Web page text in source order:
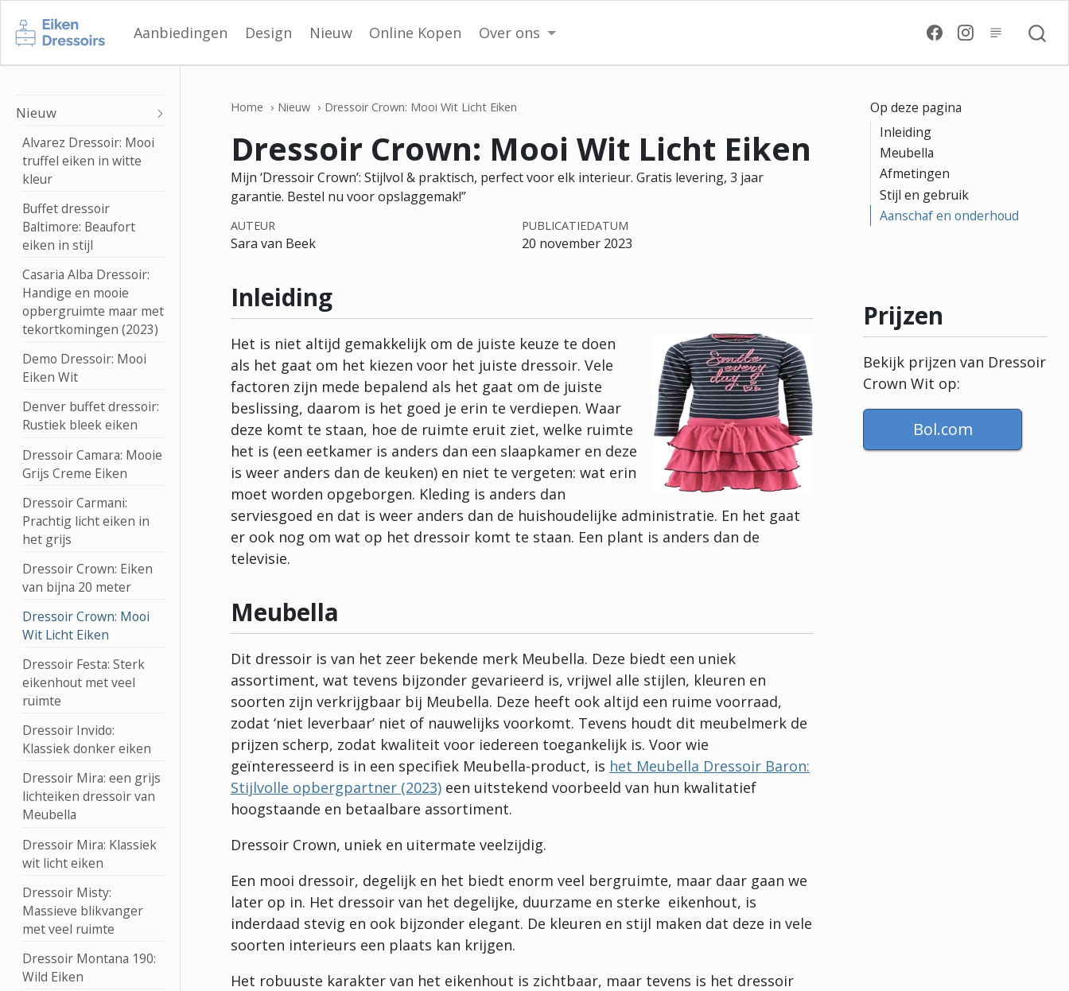
Aanbiedingen Design Nieuw Online Kopen Over ons
Nieuw
Alvarez Dressoir: Mooi
truffel eiken in witte
kleur
Buffet dressoir
Baltimore: Beaufort
eiken in stijl
Casaria Alba Dressoir:
Handige en mooie
opbergruimte maar met
tekortkomingen (2023)
Demo Dressoir: Mooi
Eiken Wit
Denver buffet dressoir:
Rustiek bleek eiken
Dressoir Camara: Mooie
Grijs Creme Eiken
Dressoir Carmani:
Prachtig licht eiken in
het grijs
Dressoir Crown: Eiken
van bijna 20 meter
Dressoir Crown: Mooi
Wit Licht Eiken
Dressoir Festa: Sterk
eikenhout met veel
ruimte
Dressoir Invido:
Klassiek donker eiken
Dressoir Mira: een grijs
lichteiken dressoir van
Meubella
Dressoir Mira: Klassiek
wit licht eiken
Dressoir Misty:
Massieve blikvanger
met veel ruimte
Dressoir Montana 190:
Wild Eiken
Home Nieuw Dressoir Crown: Mooi Wit Licht Eiken
Dressoir Crown: Mooi Wit Licht Eiken
Mijn ‘Dressoir Crown’: Stijlvol & praktisch, perfect voor elk interieur. Gratis levering, 3 jaar
garantie. Bestel nu voor opslaggemak!”
AUTEUR
Sara van Beek
PUBLICATIEDATUM
20 november 2023
Inleiding
Het is niet altijd gemakkelijk om de juiste keuze te doen
als het gaat om het kiezen voor het juiste dressoir. Vele
factoren zijn mede bepalend als het gaat om de juiste
beslissing, daarom is het goed je erin te verdiepen. Waar
deze komt te staan, hoe de ruimte eruit ziet, welke ruimte
het is (een eetkamer is anders dan een slaapkamer en deze
is weer anders dan de keuken) en niet te vergeten: wat erin
moet worden opgeborgen. Kleding is anders dan
serviesgoed en dat is weer anders dan de huishoudelijke administratie. En het gaat
er ook nog om wat op het dressoir komt te staan. Een plant is anders dan de
televisie.
Meubella
Dit dressoir is van het zeer bekende merk Meubella. Deze biedt een uniek
assortiment, wat tevens bijzonder gevarieerd is, vrijwel alle stijlen, kleuren en
soorten zijn verkrijgbaar bij Meubella. Deze heeft ook altijd een ruime voorraad,
zodat ‘niet leverbaar’ niet of nauwelijks voorkomt. Tevens houdt dit meubelmerk de
prijzen scherp, zodat kwaliteit voor iedereen toegankelijk is. Voor wie
geïnteresseerd is in een specifiek Meubella-product, is het Meubella Dressoir Baron:
Stijlvolle opbergpartner (2023) een uitstekend voorbeeld van hun kwalitatief
hoogstaande en betaalbare assortiment.
Dressoir Crown, uniek en uitermate veelzijdig.
Een mooi dressoir, degelijk en het biedt enorm veel bergruimte, maar daar gaan we
later op in. Het dressoir van het degelijke, duurzame en sterke eikenhout, is
inderdaad stevig en ook bijzonder elegant. De kleuren en stijl maken dat deze in vele
soorten interieurs een plaats kan krijgen.
Het robuuste karakter van het eikenhout is zichtbaar, maar tevens is het dressoir
Op deze pagina
Inleiding
Meubella
Afmetingen
Stijl en gebruik
Aanschaf en onderhoud
Prijzen
Bekijk prijzen van Dressoir
Crown Wit op:
Bol.com